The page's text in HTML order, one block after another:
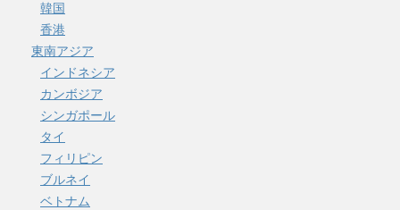
韓国
香港
東南アジア
インドネシア
カンボジア
シンガポール
タイ
フィリピン
ブルネイ
ベトナム